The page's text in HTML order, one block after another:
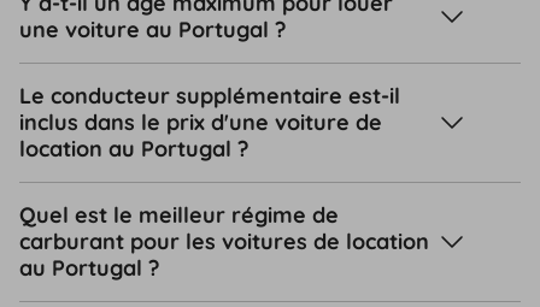
une voiture au Portugal ?
Le conducteur supplémentaire est-il
inclus dans le prix d'une voiture de
location au Portugal ?
Quel est le meilleur régime de
carburant pour les voitures de location
au Portugal ?